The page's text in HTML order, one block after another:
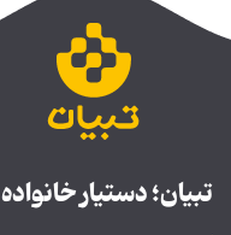
تبیان؛ دستیار خانواده